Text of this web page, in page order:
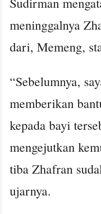
meninggalnya
dari, Memeng,
“Sebelumnya,
memberikan
kepada bayi
mengejutkan
tiba Zhafran
ujarnya.